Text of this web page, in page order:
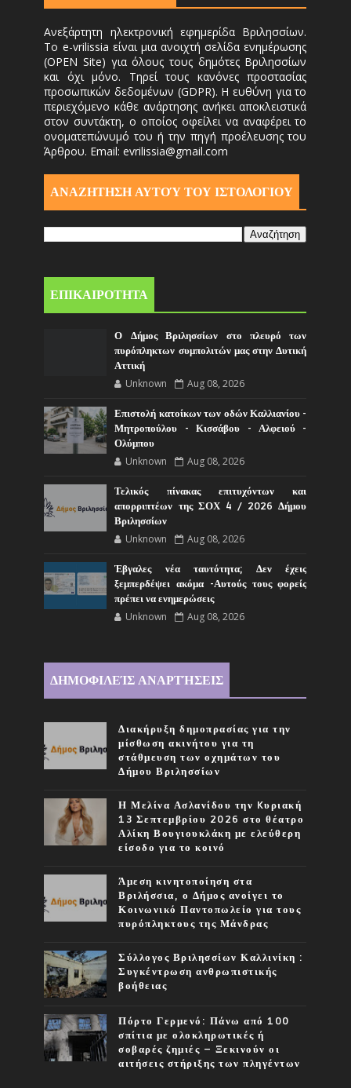
Ανεξάρτητη ηλεκτρονική εφημερίδα Βριλησσίων.
Το e-vrilissia είναι μια ανοιχτή σελίδα ενημέρωσης
(OPEN Site) για όλους τους δημότες Βριλησσίων
και όχι μόνο. Τηρεί τους κανόνες προστασίας
προσωπικών δεδομένων (GDPR). Η ευθύνη για το
περιεχόμενο κάθε ανάρτησης ανήκει αποκλειστικά
στον συντάκτη, ο οποίος οφείλει να αναφέρει το
ονοματεπώνυμό του ή την πηγή προέλευσης του
Άρθρου. Email: evrilissia@gmail.com
ΑΝΑΖΗΤΗΣΗ ΑΥΤΟΎ ΤΟΥ ΙΣΤΟΛΟΓΙΟΥ
ΕΠΙΚΑΙΡΟΤΗΤΑ
Ο Δήμος Βριλησσίων στο πλευρό των
πυρόπληκτων συμπολιτών μας στην Δυτική
Αττική
Unknown Aug 08, 2026
Επιστολή κατοίκων των οδών Καλλιανίου -
Μητροπούλου - Κισσάβου - Αλφειού -
Ολύμπου
Unknown Aug 08, 2026
Τελικός πίνακας επιτυχόντων και
απορριπτέων της ΣΟΧ 4 / 2026 Δήμου
Βριλησσίων
Unknown Aug 08, 2026
Έβγαλες νέα ταυτότητα; Δεν έχεις
ξεμπερδέψει ακόμα -Αυτούς τους φορείς
πρέπει να ενημερώσεις
Unknown Aug 08, 2026
ΔΗΜΟΦΙΛΕΊΣ ΑΝΑΡΤΉΣΕΙΣ
Διακήρυξη δημοπρασίας για την
μίσθωση ακινήτου για τη
στάθμευση των οχημάτων του
Δήμου Βριλησσίων
Η Μελίνα Ασλανίδου την Kυριακή
13 Σεπτεμβρίου 2026 στο θέατρο
Αλίκη Βουγιουκλάκη με ελεύθερη
είσοδο για το κοινό
Άμεση κινητοποίηση στα
Βριλήσσια, ο Δήμος ανοίγει το
Κοινωνικό Παντοπωλείο για τους
πυρόπληκτους της Μάνδρας
Σύλλογος Βριλησσίων Καλλινίκη :
Συγκέντρωση ανθρωπιστικής
βοήθειας
Πόρτο Γερμενό: Πάνω από 100
σπίτια με ολοκληρωτικές ή
σοβαρές ζημιές – Ξεκινούν οι
αιτήσεις στήριξης των πληγέντων